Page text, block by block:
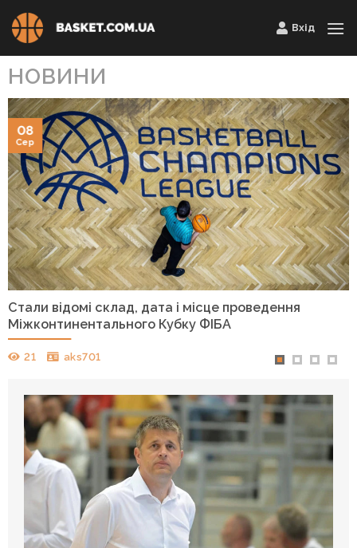
Skip
to
Вхід
НОВИНИ
Стали відомі склад, дата і місце проведення
Міжконтинентального Кубку ФІБА
21 aks701
08
Сер